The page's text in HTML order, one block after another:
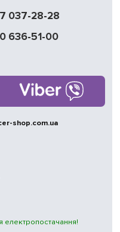
037-28-28
636-51-00
shop.com.ua